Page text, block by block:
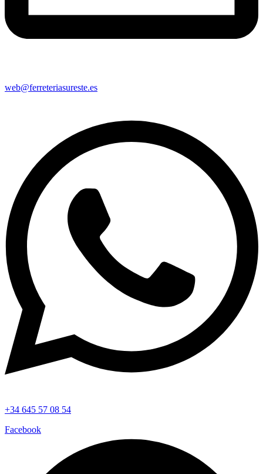
web@ferreteriasureste.es
+34 645 57 08 54
Facebook